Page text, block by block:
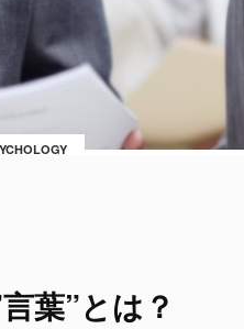
葉”とは？